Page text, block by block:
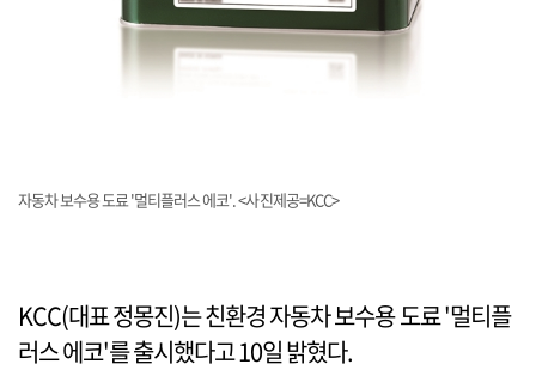
자동차 보수용 도료 '멀티플러스 에코'. <사진제공=KCC>
KCC(대표 정몽진)는 친환경 자동차 보수용 도료 '멀티플
러스 에코'를 출시했다고 10일 밝혔다.